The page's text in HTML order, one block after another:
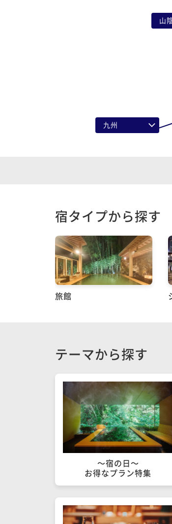
山
九州
宮崎県
鹿児島県
宿タイプから探す
旅館
テーマから探す
～宿の日～
お得なプラン特集